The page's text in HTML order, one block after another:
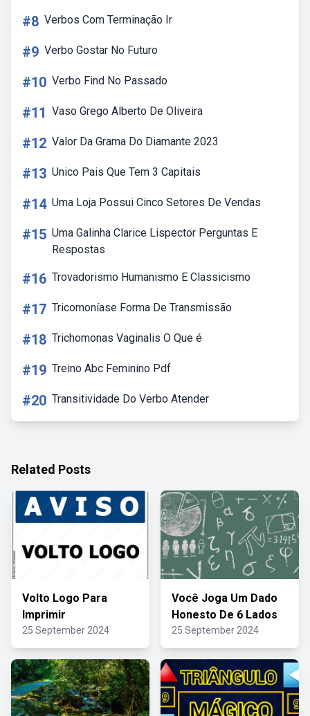
#8 Verbos Com Terminação Ir
#9 Verbo Gostar No Futuro
#10 Verbo Find No Passado
#11 Vaso Grego Alberto De Oliveira
#12 Valor Da Grama Do Diamante 2023
#13 Unico Pais Que Tem 3 Capitais
#14 Uma Loja Possui Cinco Setores De Vendas
#15 Uma Galinha Clarice Lispector Perguntas E
Respostas
#16 Trovadorismo Humanismo E Classicismo
#17 Tricomoníase Forma De Transmissão
#18 Trichomonas Vaginalis O Que é
#19 Treino Abc Feminino Pdf
#20 Transitividade Do Verbo Atender
Related Posts
Volto Logo Para
Imprimir
25 September 2024
Você Joga Um Dado
Honesto De 6 Lados
25 September 2024